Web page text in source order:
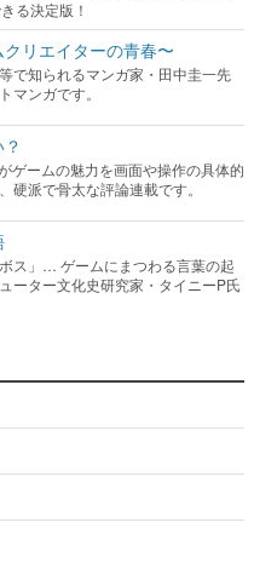
る決定版！
リエイターの青春〜
で知られるマンガ家・田中圭一先
マンガです。
ゲームの魅力を画面や操作の具体的
硬派で骨太な評論連載です。
ス」… ゲームにまつわる言葉の起
ーター文化史研究家・タイニーP氏